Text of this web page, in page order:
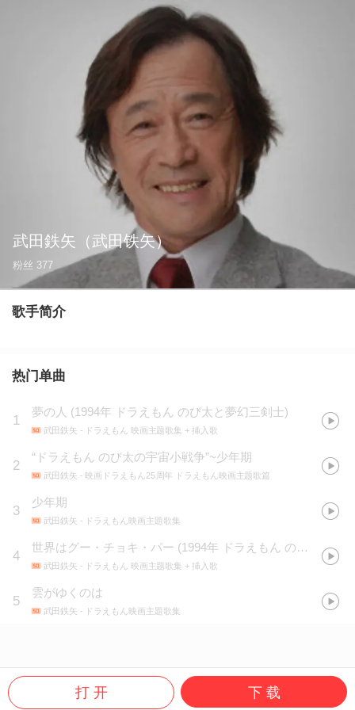
武田鉄矢 （武田铁矢）
粉丝 377
歌手简介
热门单曲
1
夢の人 (1994年 ドラえもん のび太と夢幻三剣士)
武田鉄矢 - ドラえもん 映画主题歌集 + 挿入歌
2
“ドラえもん のび太の宇宙小戦争”~少年期
武田鉄矢 - 映画ドラえもん25周年 ドラえもん映画主题歌篇
3
少年期
武田鉄矢 - ドラえもん映画主題歌集
4
世界はグー・チョキ・パー (1994年 ドラえもん のび太と夢幻三剣士
武田鉄矢 - ドラえもん 映画主题歌集 + 挿入歌
5
雲がゆくのは
武田鉄矢 - ドラえもん映画主題歌集
打 开 下 载